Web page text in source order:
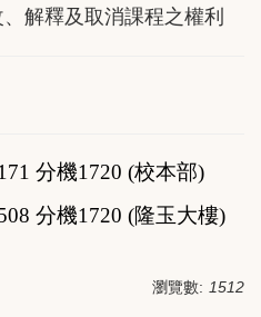
解釋及取消課程之權利
分機1720 (校本部)
分機1720 (隆玉大樓)
瀏覽數: 1512